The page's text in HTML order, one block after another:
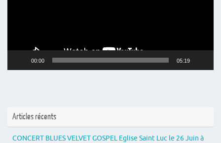
00:00 05:19
Articles récents
CONCERT BLUES VELVET GOSPEL Eglise Saint Luc le 26 Juin à